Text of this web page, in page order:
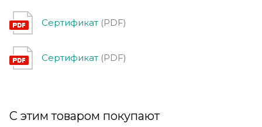
Сертификат (PDF)
Сертификат (PDF)
С этим товаром покупают